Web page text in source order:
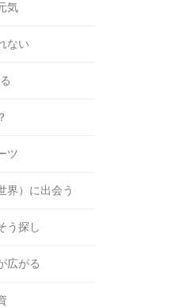
気
ない
ツ
界）に出会う
う探し
広がる